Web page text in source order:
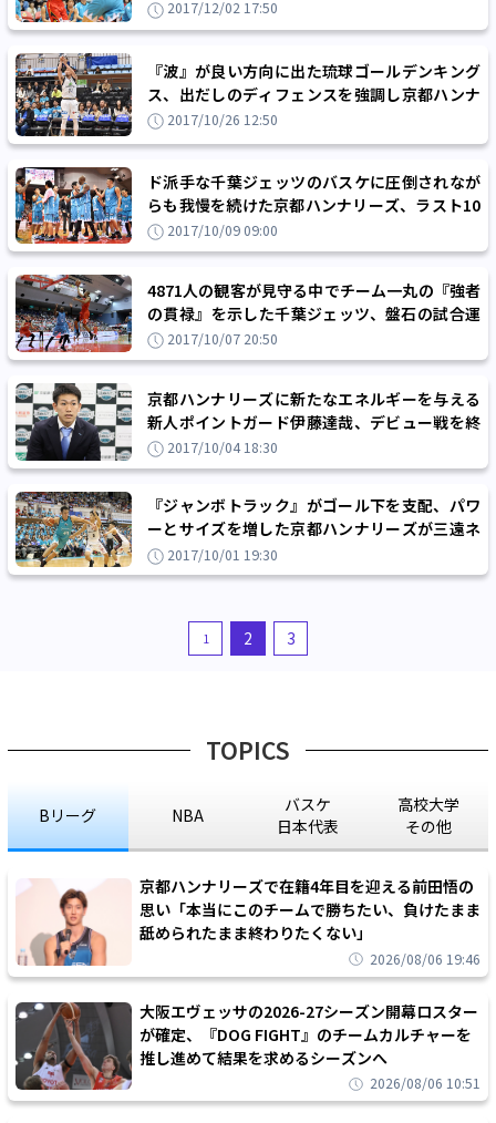
2017/12/02 17:50
『波』が良い方向に出た琉球ゴールデンキング
ス、出だしのディフェンスを強調し京都ハンナ
リーズに快勝！
2017/10/26 12:50
ド派手な千葉ジェッツのバスケに圧倒されなが
らも我慢を続けた京都ハンナリーズ、ラスト10
分を26-6の大反攻で逆転勝利！
2017/10/09 09:00
4871人の観客が見守る中でチーム一丸の『強者
の貫禄』を示した千葉ジェッツ、盤石の試合運
びで京都ハンナリーズを下す
2017/10/07 20:50
京都ハンナリーズに新たなエネルギーを与える
新人ポイントガード伊藤達哉、デビュー戦を終
え「楽しんでプレーできました」
2017/10/04 18:30
『ジャンボトラック』がゴール下を支配、パワ
ーとサイズを増した京都ハンナリーズが三遠ネ
オフェニックスに開幕2連勝！
2017/10/01 19:30
1 2 3
TOPICS
Bリーグ NBA
バスケ
日本代表
高校大学
その他
京都ハンナリーズで在籍4年目を迎える前田悟の
思い「本当にこのチームで勝ちたい、負けたまま
舐められたまま終わりたくない」
2026/08/06 19:46
大阪エヴェッサの2026-27シーズン開幕ロスター
が確定、『DOG FIGHT』のチームカルチャーを
推し進めて結果を求めるシーズンへ
2026/08/06 10:51